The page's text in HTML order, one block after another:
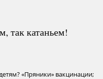
так катаньем!
«Пряники» вакцинации;